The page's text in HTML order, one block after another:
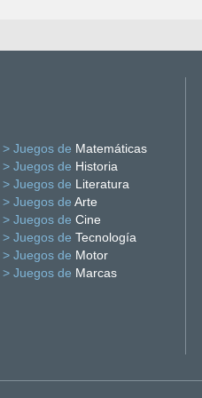
> Juegos de Matemáticas
> Juegos de Historia
> Juegos de Literatura
> Juegos de Arte
> Juegos de Cine
> Juegos de Tecnología
> Juegos de Motor
> Juegos de Marcas